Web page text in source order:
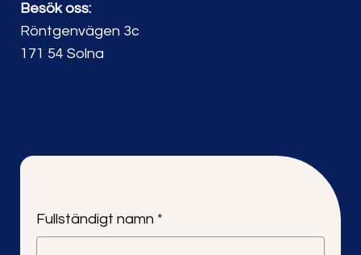
Besök oss:
Röntgenvägen 3c
171 54 Solna
Fullständigt namn *